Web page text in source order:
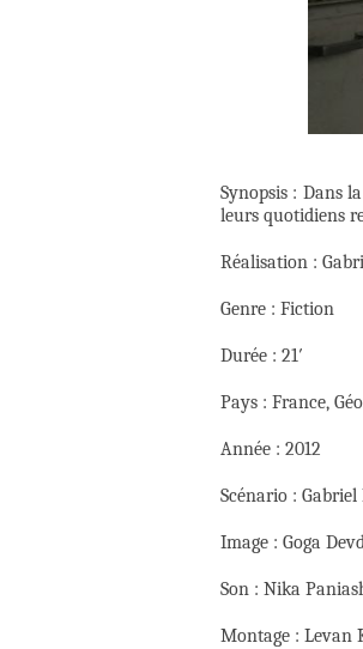
Synopsis : Dans
leurs quotidiens
Réalisation :
Genre : Fiction
Durée : 21′
Pays : France,
Année : 2012
Scénario :
Image : Goga
Son : Nika
Montage : Levan